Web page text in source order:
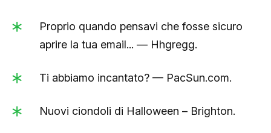
Proprio quando pensavi che fosse sicuro
aprire la tua email... — Hhgregg.
Ti abbiamo incantato? — PacSun.com.
Nuovi ciondoli di Halloween – Brighton.